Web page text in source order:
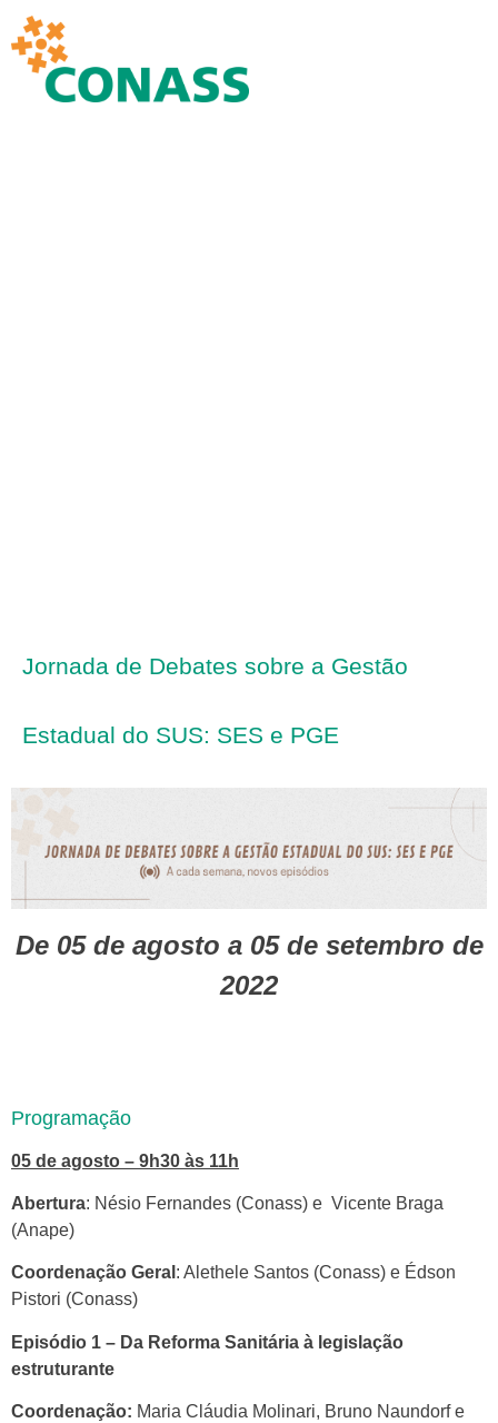
Jornada de Debates sobre a Gestão
Estadual do SUS: SES e PGE
De 05 de agosto a 05 de setembro de
2022
Programação
05 de agosto – 9h30 às 11h
Abertura: Nésio Fernandes (Conass) e Vicente Braga
(Anape)
Coordenação Geral : Alethele Santos (Conass) e Édson
Pistori (Conass)
Episódio 1 – Da Reforma Sanitária à legislação
estruturante
Coordenação: Maria Cláudia Molinari, Bruno Naundorf e